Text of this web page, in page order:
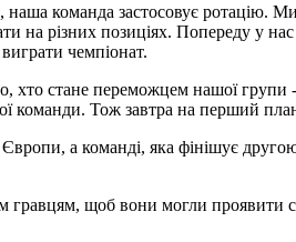
команда застосовує ротацію.
на різних позиціях. Попереду у
чемпіонат.
хто стане переможцем нашої
команди. Тож завтра на перший план
а команді, яка фінішує
гравцям, щоб вони могли